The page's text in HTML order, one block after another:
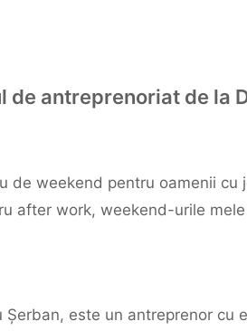
de antreprenoriat de la
de weekend pentru oamenii
after work, weekend-urile
Șerban, este un antreprenor